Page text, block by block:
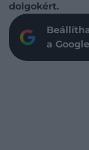
dolgokért.
a